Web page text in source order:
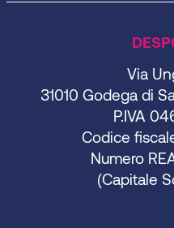
Via
31010 Godega di
P.IVA
Codice
Numero
(Capitale